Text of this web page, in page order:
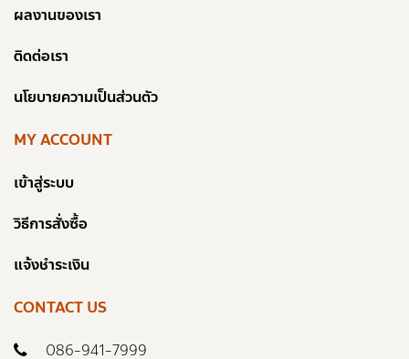
ผลงานของเรา
ติดต่อเรา
นโยบายความเป็นส่วนตัว
MY ACCOUNT
เข้าสู่ระบบ
วิธีการสั่งซื้อ
แจ้งชำระเงิน
CONTACT US
086-941-7999